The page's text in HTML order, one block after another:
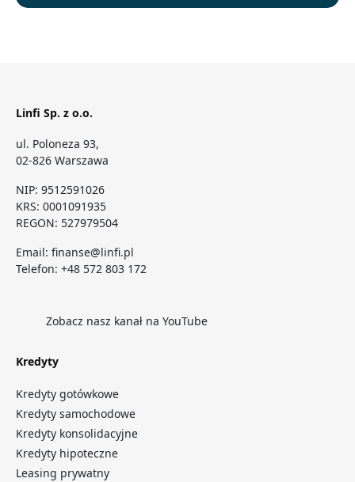
Linfi Sp. z o.o.
ul. Poloneza 93,
02-826 Warszawa
NIP: 9512591026
KRS: 0001091935
REGON: 527979504
Email: finanse@linfi.pl
Telefon: +48 572 803 172
Zobacz nasz kanał na YouTube
Kredyty
Kredyty gotówkowe
Kredyty samochodowe
Kredyty konsolidacyjne
Kredyty hipoteczne
Leasing prywatny